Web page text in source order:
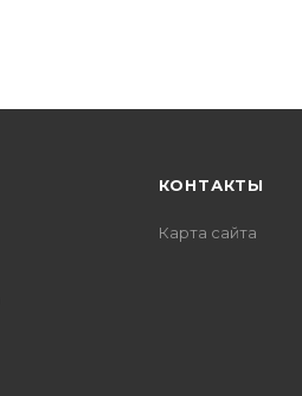
КОНТАКТЫ
Карта сайта